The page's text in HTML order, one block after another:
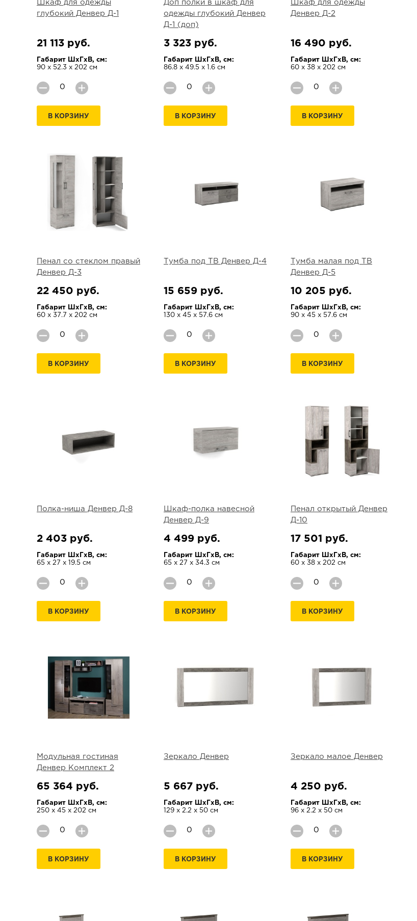
Шкаф для одежды
глубокий Денвер Д-1
21 113 руб.
Габарит ШхГхВ, см:
90 х 52.3 х 202 см
В КОРЗИНУ
Доп полки в шкаф для
одежды глубокий Денвер
Д-1 (доп)
3 323 руб.
Габарит ШхГхВ, см:
86.8 х 49.5 х 1.6 см
В КОРЗИНУ
Шкаф для одежды
Денвер Д-2
16 490 руб.
Габарит ШхГхВ, см:
60 х 38 х 202 см
В КОРЗИНУ
Пенал со стеклом правый
Денвер Д-3
22 450 руб.
Габарит ШхГхВ, см:
60 х 37.7 х 202 см
В КОРЗИНУ
Тумба под ТВ Денвер Д-4
15 659 руб.
Габарит ШхГхВ, см:
130 х 45 х 57.6 см
В КОРЗИНУ
Тумба малая под ТВ
Денвер Д-5
10 205 руб.
Габарит ШхГхВ, см:
90 х 45 х 57.6 см
В КОРЗИНУ
Полка-ниша Денвер Д-8
2 403 руб.
Габарит ШхГхВ, см:
65 х 27 х 19.5 см
В КОРЗИНУ
Шкаф-полка навесной
Денвер Д-9
4 499 руб.
Габарит ШхГхВ, см:
65 х 27 х 34.3 см
В КОРЗИНУ
Пенал открытый Денвер
Д-10
17 501 руб.
Габарит ШхГхВ, см:
60 х 38 х 202 см
В КОРЗИНУ
Модульная гостиная
Денвер Комплект 2
65 364 руб.
Габарит ШхГхВ, см:
250 х 45 х 202 см
В КОРЗИНУ
Зеркало Денвер
5 667 руб.
Габарит ШхГхВ, см:
129 х 2.2 х 50 см
В КОРЗИНУ
Зеркало малое Денвер
4 250 руб.
Габарит ШхГхВ, см:
96 х 2.2 х 50 см
В КОРЗИНУ